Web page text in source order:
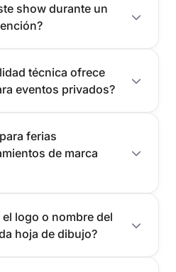
show durante un
técnica ofrece
eventos privados?
ferias
de marca
logo o nombre del
hoja de dibujo?